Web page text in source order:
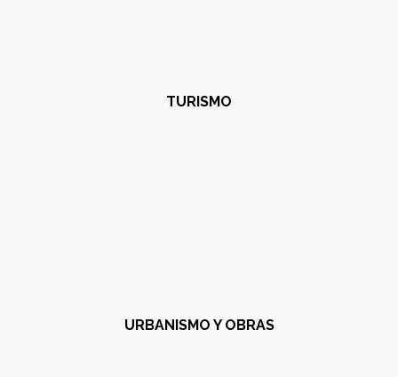
TURISMO
URBANISMO Y OBRAS